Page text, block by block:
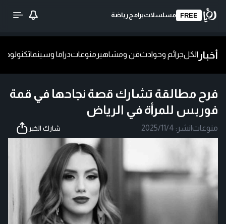
FREE مسلسلاتبرامج رياضة
أخبار الكلجرائم وحوادثفن ومشاهير منوعاتدراما وسينماتكنولوجيا
فرح مطالقة تشارك قصة نجاحها في قمة
فوربس للمرأة في الرياض
منوعات|نشر: 2025/11/4 شارك الخبر